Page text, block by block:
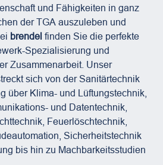
und Fähigkeiten in ganz
der TGA auszuleben und
brendel finden Sie die perfekte
Spezialisierung und
Zusammenarbeit. Unser
sich von der Sanitärtechnik
über Klima- und Lüftungstechnik,
und Datentechnik,
Feuerlöschtechnik,
Sicherheitstechnik
bis hin zu Machbarkeitsstudien